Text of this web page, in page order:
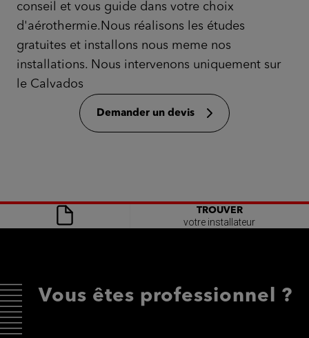
conseil et vous guide dans votre choix
d'aérothermie.Nous réalisons les études
gratuites et installons nous meme nos
installations. Nous intervenons uniquement sur
le Calvados
Demander un devis
TROUVER
votre installateur
Vous êtes professionnel ?